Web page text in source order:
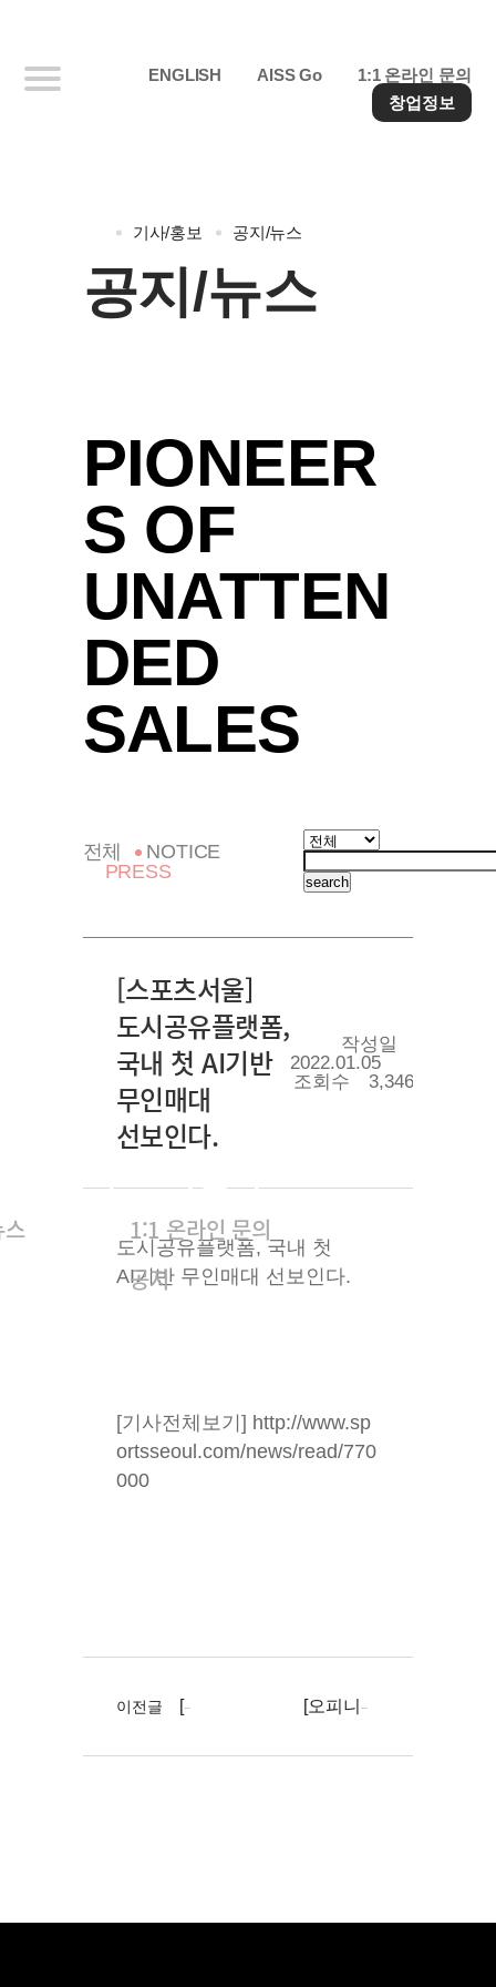
ENGLISH AISS Go
1:1 온라인 문의
창업정보
1:1 온라인 문의
공지
기사/홍보 공지/뉴스
공지/뉴스
PIONEER
S OF
UNATTEN
DED
SALES
전체
NOTICE
PRESS
search
[스포츠서울]
도시공유플랫폼,
국내 첫 AI기반
무인매대
선보인다.
작성일
2022.01.05
조회수
3,346
도시공유플랫폼, 국내 첫
AI기반 무인매대 선보인다.
[기사전체보기] http://www.sp
ortsseoul.com/news/read/770
000
이전글 [스포츠경향] 소상공인 매장용 AI 무인주문 쇼핑 매대 '제로페이샵' 첫 선 ...